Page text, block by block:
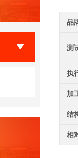
品
测
执
加
结
相